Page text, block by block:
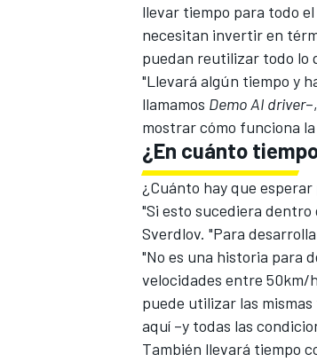
llevar tiempo para todo
necesitan invertir en
puedan reutilizar todo lo
"Llevará algún tiempo y
llamamos Demo AI driver
mostrar cómo funciona
¿En cuánto
¿Cuánto hay que
"Si esto sucediera dentro
Sverdlov. "Para
"No es una historia para
velocidades entre 50km/
puede utilizar las
aquí –y todas las
También llevará tiempo